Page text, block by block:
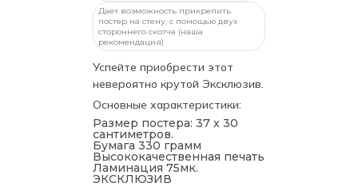
Дает возможность прикрепить
постер на стену, с помощью двух
стороннего скотча (наша
рекомендация)
Успейте приобрести этот
невероятно крутой Эксклюзив.
Основные характеристики:
Размер постера: 37 х 30
сантиметров.
Бумага 330 грамм
Высококачественная печать
Ламинация 75мк.
ЭКСКЛЮЗИВ